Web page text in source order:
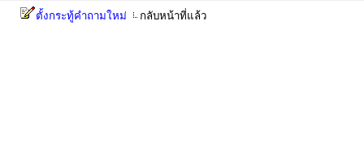
ตั้งกระทู้คำถามใหม่ กลับหน้าที่แล้ว